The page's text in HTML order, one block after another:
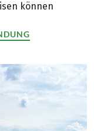
können